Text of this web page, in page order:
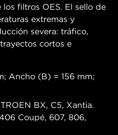
filtros OES. El sello de
extremas y
severa: tráfico,
cortos e
Ancho (B) = 156 mm;
BX, C5, Xantia.
Coupé, 607, 806,